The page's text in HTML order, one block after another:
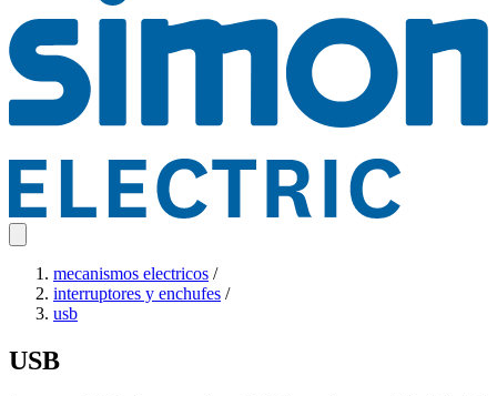
mecanismos electricos /
interruptores y enchufes /
usb
USB